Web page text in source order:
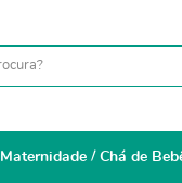
Maternidade / Chá de